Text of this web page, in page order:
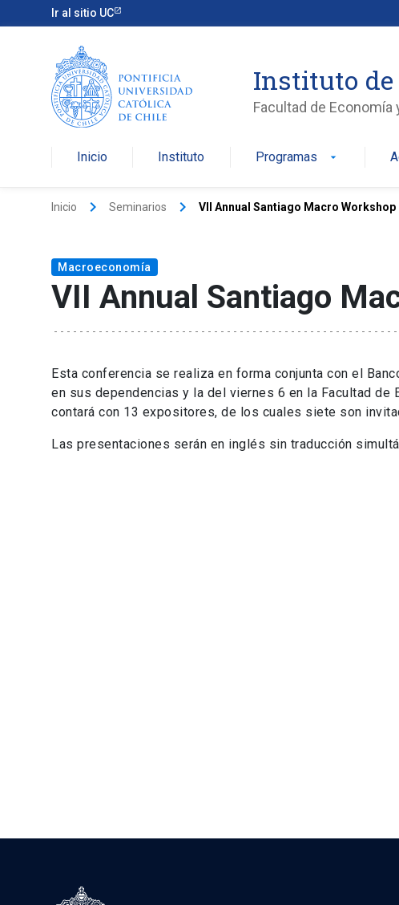
Ir al sitio UC
Instituto
Facultad de Economía
Inicio Instituto Programas arrow_drop_down
Inicio keyboard_arrow_right Seminarios keyboard_arrow_right VII Annual Santiago Macro Workshop
Macroeconomía
VII Annual Santiago
Esta conferencia se realiza en forma conjunta con el
en sus dependencias y la del viernes 6 en la Facultad de
contará con 13 expositores, de los cuales siete son
Las presentaciones serán en inglés sin traducción